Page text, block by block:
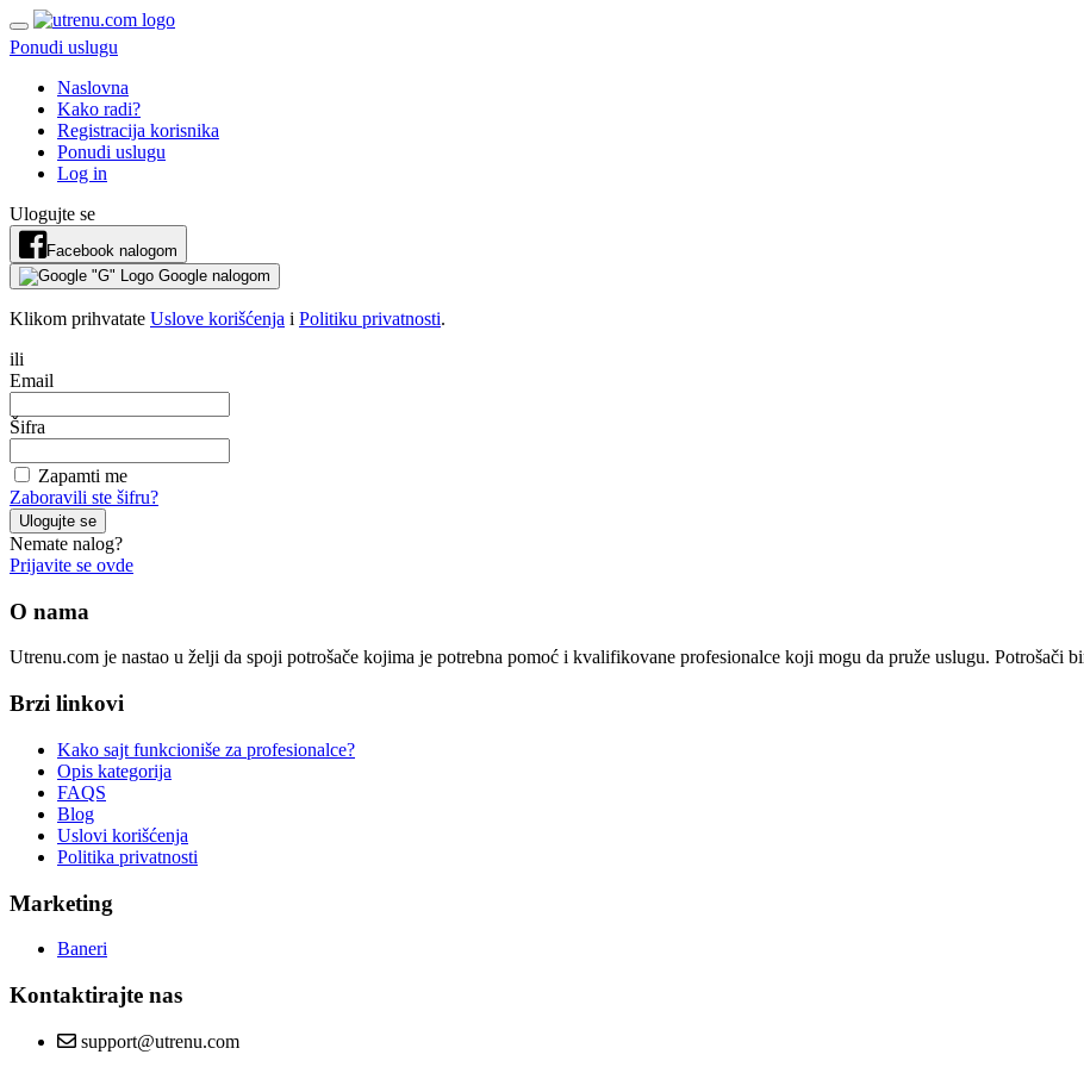
Ponudi uslugu
Naslovna
Kako radi?
Registracija korisnika
Ponudi uslugu
Log in
Ulogujte se
Facebook nalogom
Google nalogom
Klikom prihvatate Uslove korišćenja i Politiku privatnosti.
ili
Email
Šifra
Zapamti me
Zaboravili ste šifru?
Ulogujte se
Nemate nalog?
Prijavite se ovde
O nama
Utrenu.com je nastao u želji da spoji potrošače kojima je potrebna pomoć i kvalifikovane profesionalce koji mogu da pruže uslugu. Potrošači
Brzi linkovi
Kako sajt funkcioniše za profesionalce?
Opis kategorija
FAQS
Blog
Uslovi korišćenja
Politika privatnosti
Marketing
Baneri
Kontaktirajte nas
support@utrenu.com